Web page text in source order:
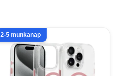
2-5 munkanap